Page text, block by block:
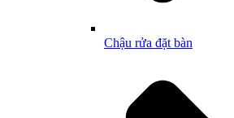
Chậu rửa đặt bàn